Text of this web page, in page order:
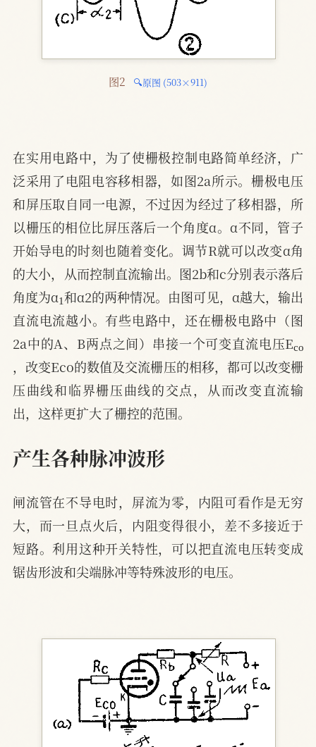
图2 🔍原图 (503×911)
在实用电路中，为了使栅极控制电路简单经济，广
泛采用了电阻电容移相器，如图2a所示。栅极电压
和屏压取自同一电源，不过因为经过了移相器，所
以栅压的相位比屏压落后一个角度α。α不同，管子
开始导电的时刻也随着变化。调节R就可以改变α角
的大小，从而控制直流输出。图2b和c分别表示落后
角度为α 1和α2的两种情况。由图可见，α越大，输出
直流电流越小。有些电路中，还在栅极电路中（图
2a中的A、B两点之间）串接一个可变直流电压Eco
，改变Eco的数值及交流栅压的相移，都可以改变栅
压曲线和临界栅压曲线的交点，从而改变直流输
出，这样更扩大了栅控的范围。
产生各种脉冲波形
闸流管在不导电时，屏流为零，内阻可看作是无穷
大，而一旦点火后，内阻变得很小，差不多接近于
短路。利用这种开关特性，可以把直流电压转变成
锯齿形波和尖端脉冲等特殊波形的电压。